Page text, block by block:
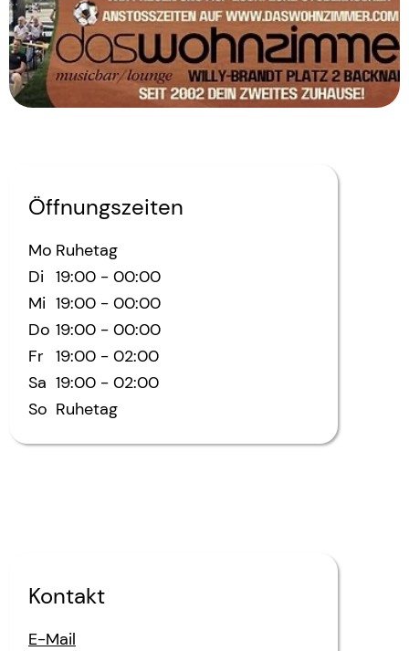
Öffnungszeiten
Mo Ruhetag
Di 19:00 - 00:00
Mi 19:00 - 00:00
Do 19:00 - 00:00
Fr 19:00 - 02:00
Sa 19:00 - 02:00
So Ruhetag
Kontakt
E-Mail